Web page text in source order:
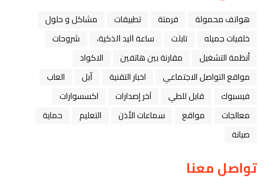
هواتف محمولة فرمتة تطبيقات
مشاكل و حلول
خلفيات جميله
تابلت ﺳﺎﻋﺔ ﺍﻟﻴﺪ ﺍﻟﺬﻛﻴﺔ،
شروحات
أنظمة التشغيل
مقارنة بين هاتفين
الاكواد
مواقع التواصل الاجتماعي
اخبار التقنية ﺁﺑﻞ
العاب
فيسبوك
قابل للطي آخر إصدارات
اكسسوارات
معالجات
مواقع سماعات الأذن التعليم
حماية
صيانة
تواصل معنا